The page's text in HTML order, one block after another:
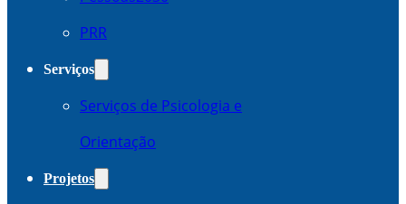
PRR
Serviços
Serviços de Psicologia e
Orientação
Projetos